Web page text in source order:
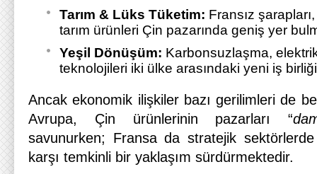
Tarım & Lüks Tüketim: Fransız
tarım ürünleri Çin pazarında geniş yer
Yeşil Dönüşüm: Karbonsuzlaşma,
teknolojileri iki ülke arasındaki yeni iş birliği
Ancak ekonomik ilişkiler bazı gerilimleri de
Avrupa, Çin ürünlerinin pazarları “
savunurken; Fransa da stratejik sektörlerde
karşı temkinli bir yaklaşım sürdürmektedir.